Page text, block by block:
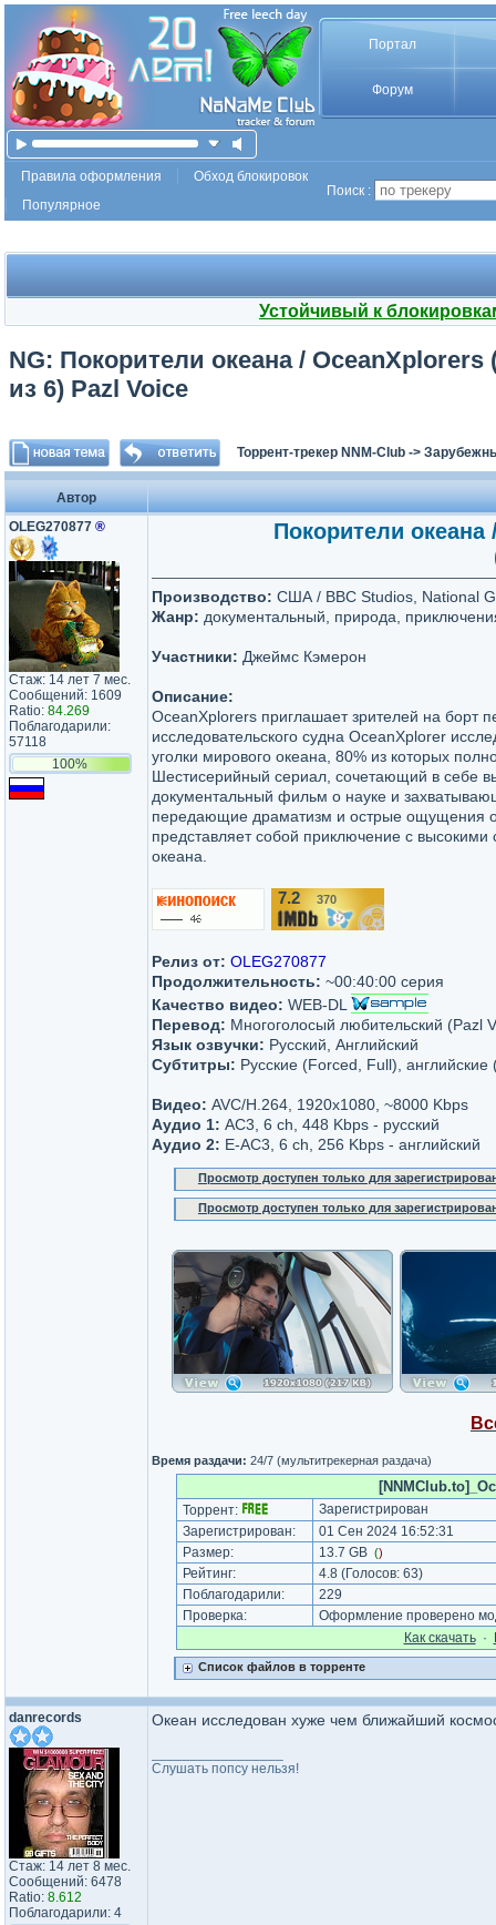
Портал
Форум
Правила оформления
Обход блокировок
Популярное
Поиск :
Устойчивый к
NG: Покорители океана / OceanXplorers
из 6) Pazl Voice
Торрент-трекер NNM-Club ->
Автор
OLEG270877 ®
Стаж: 14 лет 7 мес.
Сообщений: 1609
Ratio: 84.269
Поблагодарили:
57118
100%
Покорители океана
Производство: США / BBC Studios, National
Жанр: документальный, природа,
Участники: Джеймс Кэмерон
Описание:
OceanXplorers приглашает зрителей на борт
исследовательского судна OceanXplorer
уголки мирового океана, 80% из которых
Шестисерийный сериал, сочетающий в себе
документальный фильм о науке и
передающие драматизм и острые ощущения
представляет собой приключение с высокими
океана.
7.2 370
Релиз от: OLEG270877
Продолжительность: ~00:40:00 серия
Качество видео: WEB-DL
Перевод: Многоголосый любительский (Pazl
Язык озвучки: Русский, Английский
Субтитры: Русские (Forced, Full), английские
Видео: AVC/H.264, 1920x1080, ~8000 Kbps
Аудио 1: AC3, 6 ch, 448 Kbps - русский
Аудио 2: E-AC3, 6 ch, 256 Kbps - английский
Просмотр доступен только для
Просмотр доступен только для
Время раздачи: 24/7 (мультитрекерная раздача)
Торрент:
Зарегистрирован
Зарегистрирован:
01 Сен 2024 16:52:31
Размер:
13.7 GB ()
Рейтинг: 4.8 (Голосов: 63)
Поблагодарили:
229
Проверка:
Оформление проверено
Как cкачать·
Список файлов в торренте
danrecords
Стаж: 14 лет 8 мес.
Сообщений: 6478
Ratio: 8.612
Поблагодарили: 4
Океан исследован хуже чем ближайший
Слушать попсу нельзя!